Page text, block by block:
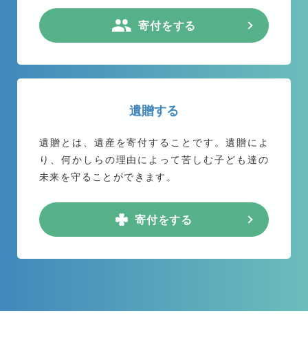
寄付をする
遺贈する
遺贈とは、遺産を寄付することです。遺贈によ
り、何かしらの理由によって苦しむ子ども達の
未来を守ることができます。
寄付をする